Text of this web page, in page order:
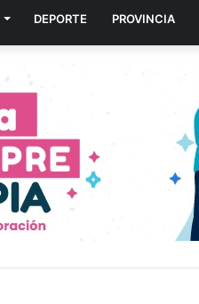
DEPORTE PROVINCIA